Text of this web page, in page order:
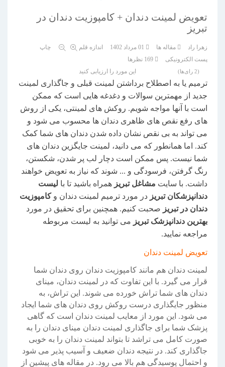
تعویض لمینت دندان + کامپوزیت دندان در
تبریز
زهرا راد مقاله ها اندازه قلم
چاپ
پست الکترونیکی
169 نظرها
این مورد را ارزیابی کنید
(2 رای‌ها)
ترمیم یا به اصطلاح برداشتن لمینت قبلی و جاگذاری لمینت
جدید از مهمترین سوالات و دغدغه هایی است که ممکن
است با آنها مواجه شویم. روکش های لمینتی، یکی از روش
های رفع نقص های ظاهری دندان ها محسوب می شود و
می تواند به بی نقص نشان داده شدن دندان های شما کمک
کند. اما همانطور که می دانید، لمینت جایگزین دندان های
شما نیست. پس ممکن است دچار لب پر شدن، شکستن،
رنگ گرفتن، فرسودگی و ... شوند که نیاز به تعویض خواهند
داشت. با سایت مشاغل تبریز همراه باشید تا با لیست
دندانپزشکان تبریز در مورد ترمیم لمینت دندان وکامپوزیت
دندان در تبریز صحبت کنیم. همچنین برای تحقیق در مورد
بهترین دندانپزشک تبریز می توانید به لیست مربوطه
مراجعه نمایید.
تعویض لمینت دندان
لمینت دندان هم مانند کامپوزیت دندان روی دندان شما
قرار می گیرد. با این تفاوت که در لمینت دندان، مینای
دندان های شما تراش خورده می شوند. این تراش، به
منظور جایگذاری درست روکش روی دندان های شما ایجاد
می شود. این مورد از معایب لمینت دندان است که گاهی
پزشک شما برای جاگذاری لمینت دندان مینای دندان را به
صورت کامل می تراشد تا بتواند لمینت دندان را به خوبی
جاگذاری کند. در نتیجه دندان ضعیف و آسیب پذیر می شود
و احتمال پوسیدگی هم بالا می رود. در مقاله های پیشین از